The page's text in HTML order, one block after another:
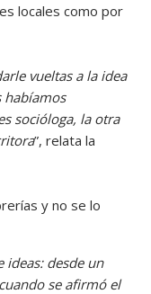
locales como por
vueltas a la idea
habíamos
socióloga, la otra
”, relata la
y no se lo
ideas: desde un
se afirmó el